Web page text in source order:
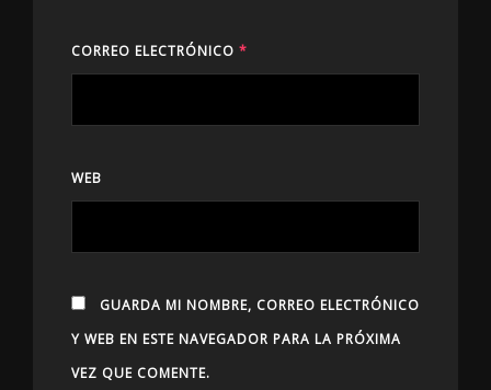
CORREO ELECTRÓNICO *
WEB
GUARDA MI NOMBRE, CORREO ELECTRÓNICO
Y WEB EN ESTE NAVEGADOR PARA LA PRÓXIMA
VEZ QUE COMENTE.